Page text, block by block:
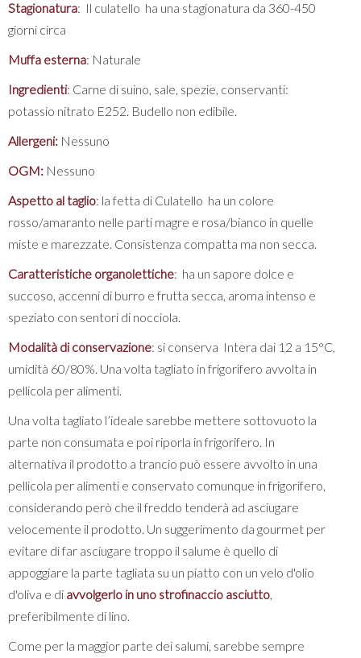
Stagionatura: Il culatello ha una stagionatura da 360-450
giorni circa
Muffa esterna: Naturale
Ingredienti: Carne di suino, sale, spezie, conservanti:
potassio nitrato E252. Budello non edibile.
Allergeni: Nessuno
OGM: Nessuno
Aspetto al taglio: la fetta di Culatello ha un colore
rosso/amaranto nelle parti magre e rosa/bianco in quelle
miste e marezzate. Consistenza compatta ma non secca.
Caratteristiche organolettiche: ha un sapore dolce e
succoso, accenni di burro e frutta secca, aroma intenso e
speziato con sentori di nocciola.
Modalità di conservazione: si conserva Intera dai 12 a 15°C,
umidità 60/80%. Una volta tagliato in frigorifero avvolta in
pellicola per alimenti.
Una volta tagliato l’ideale sarebbe mettere sottovuoto la
parte non consumata e poi riporla in frigorifero. In
alternativa il prodotto a trancio può essere avvolto in una
pellicola per alimenti e conservato comunque in frigorifero,
considerando però che il freddo tenderà ad asciugare
velocemente il prodotto. Un suggerimento da gourmet per
evitare di far asciugare troppo il salume è quello di
appoggiare la parte tagliata su un piatto con un velo d'olio
d'oliva e di avvolgerlo in uno strofinaccio asciutto
preferibilmente di lino.
Come per la maggior parte dei salumi, sarebbe sempre